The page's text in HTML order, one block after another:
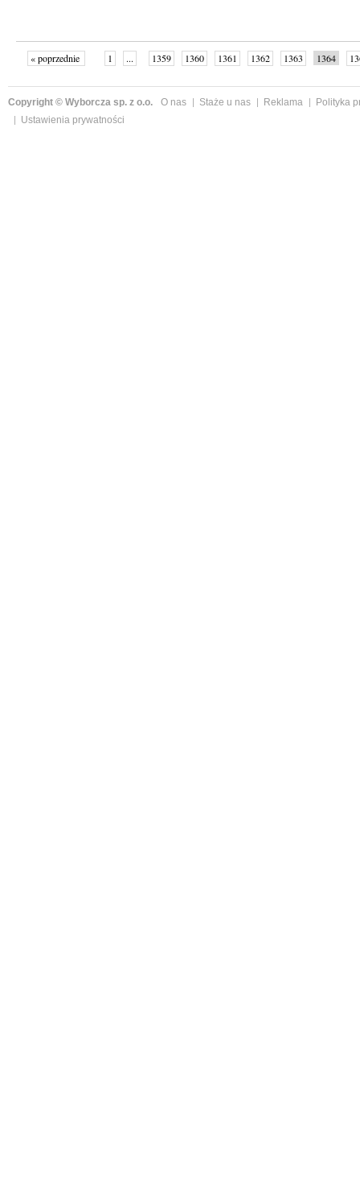
« poprzednie 1 ... 1359 1360 1361 1362 1363 1364
Copyright © Wyborcza sp. z o.o. O nas Staże u nas Reklama
Polityka
Ustawienia prywatności